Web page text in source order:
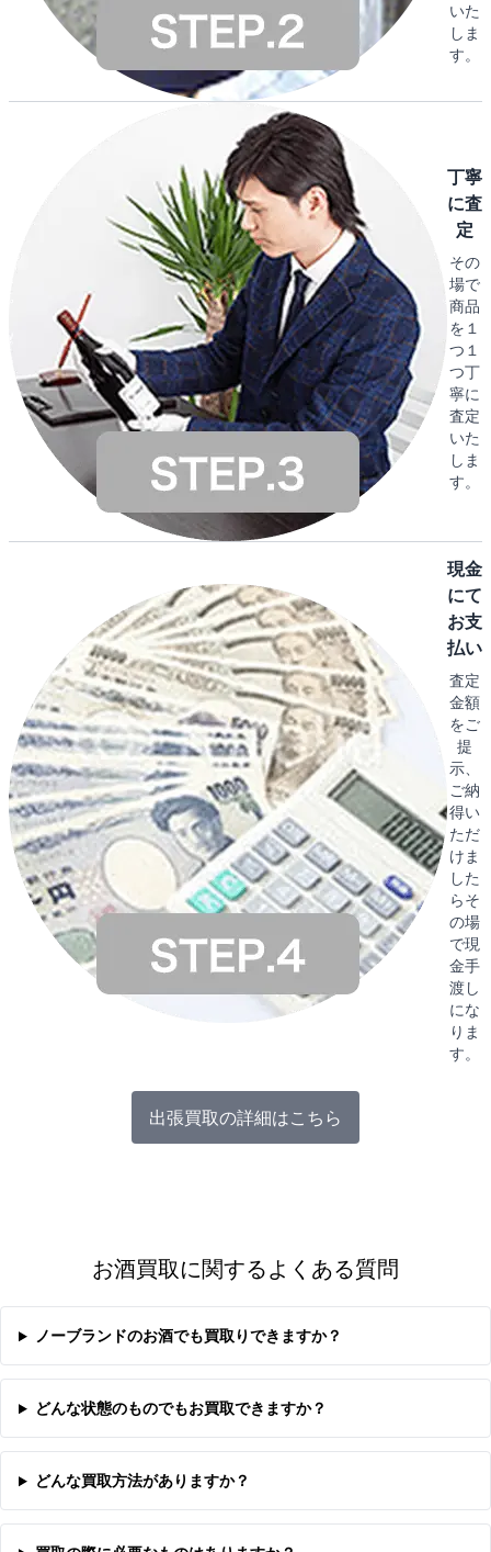
いた
しま
す。
丁寧
に査
定
その
場で
商品
を１
つ１
つ丁
寧に
査定
いた
しま
す。
現金
にて
お支
払い
査定
金額
をご
提
示、
ご納
得い
ただ
けま
した
らそ
の場
で現
金手
渡し
にな
りま
す。
出張買取の詳細はこちら
お酒買取に関するよくある質問
ノーブランドのお酒でも買取りできますか？
どんな状態のものでもお買取できますか？
どんな買取方法がありますか？